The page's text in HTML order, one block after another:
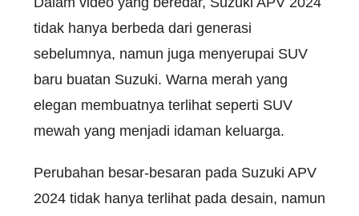
tidak hanya berbeda dari generasi
sebelumnya, namun juga menyerupai SUV
baru buatan Suzuki. Warna merah yang
elegan membuatnya terlihat seperti SUV
mewah yang menjadi idaman keluarga.
Perubahan besar-besaran pada Suzuki APV
2024 tidak hanya terlihat pada desain, namun